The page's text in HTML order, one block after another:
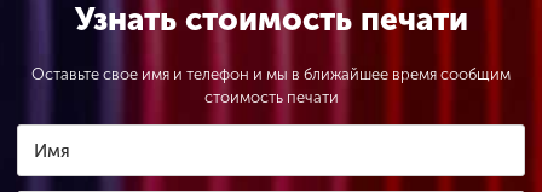
Узнать стоимость печати
Оставьте свое имя и телефон и мы в ближайшее время сообщим
стоимость печати